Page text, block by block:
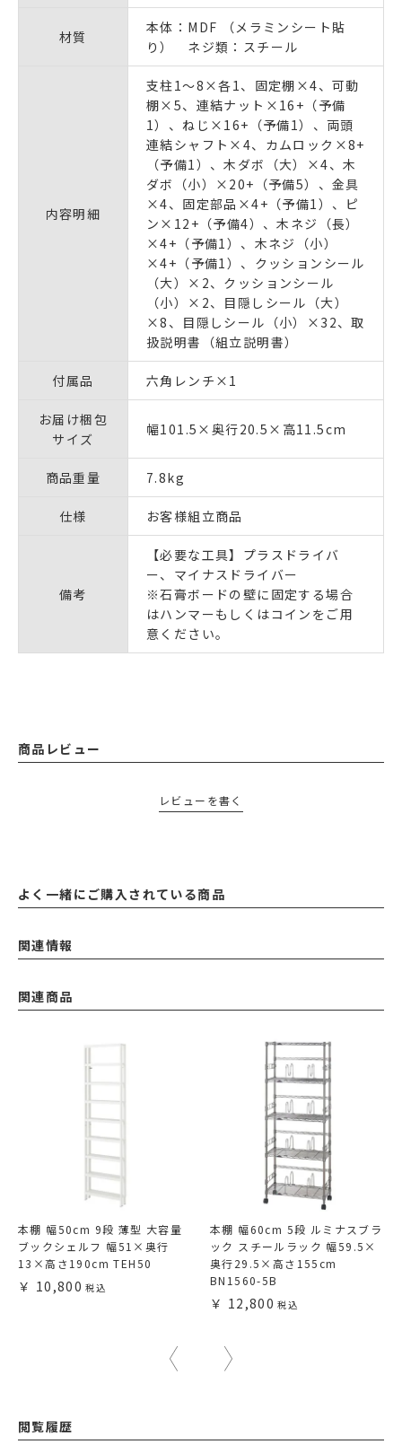
材質
本体：MDF （メラミンシート貼
り） ネジ類：スチール
内容明細
支柱1～8×各1、固定棚×4、可動
棚×5、連結ナット×16+（予備
1）、ねじ×16+（予備1）、両頭
連結シャフト×4、カムロック×8+
（予備1）、木ダボ（大）×4、木
ダボ（小）×20+（予備5）、金具
×4、固定部品×4+（予備1）、ピ
ン×12+（予備4）、木ネジ（長）
×4+（予備1）、木ネジ（小）
×4+（予備1）、クッションシール
（大）×2、クッションシール
（小）×2、目隠しシール（大）
×8、目隠しシール（小）×32、取
扱説明書（組立説明書）
付属品 六角レンチ×1
お届け梱包
サイズ
幅101.5×奥行20.5×高11.5cm
商品重量 7.8kg
仕様 お客様組立商品
備考
【必要な工具】プラスドライバ
ー、マイナスドライバー
※石膏ボードの壁に固定する場合
はハンマーもしくはコインをご用
意ください。
商品レビュー
レビューを書く
よく一緒にご購入されている商品
関連情報
関連商品
本棚 幅50cm 9段 薄型 大容量
ブックシェルフ 幅51×奥行
13×高さ190cm TEH50
10,800
本棚 幅60cm 5段 ルミナスブラ
ック スチールラック 幅59.5×
奥行29.5×高さ155cm
BN1560-5B
12,800
閲覧履歴